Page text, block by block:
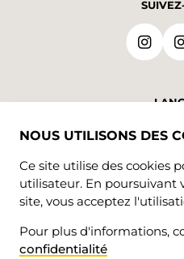
NOUS UTILISONS DES
Ce site utilise des cookies
utilisateur. En poursuivant
site, vous acceptez
Pour plus d'informations,
confidentialité